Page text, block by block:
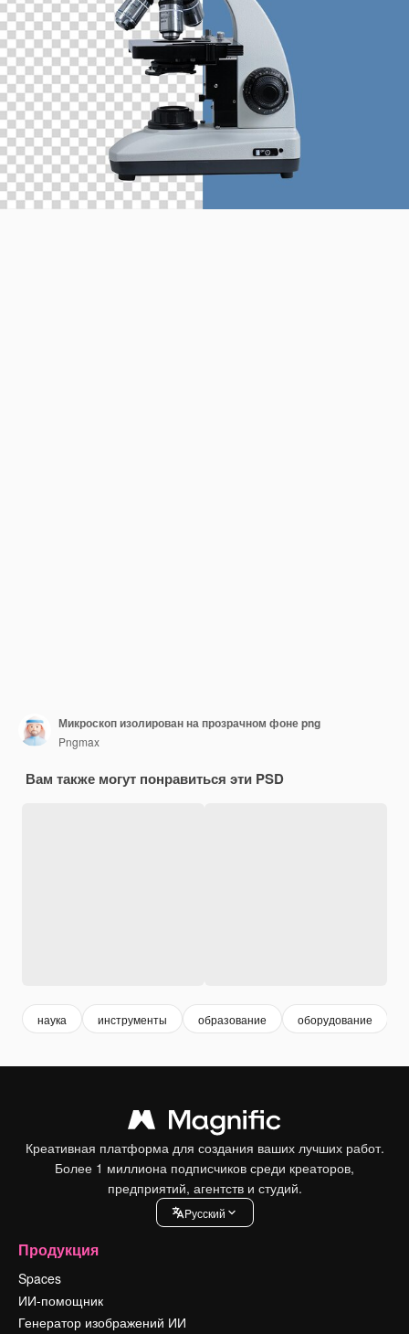
Микроскоп изолирован на прозрачном фоне png
Pngmax
Вам также могут понравиться эти PSD
наука инструменты образование оборудование
Креативная платформа для создания ваших лучших работ.
Более 1 миллиона подписчиков среди креаторов,
предприятий, агентств и студий.
Pусский
Продукция
Spaces
ИИ-помощник
Генератор изображений ИИ